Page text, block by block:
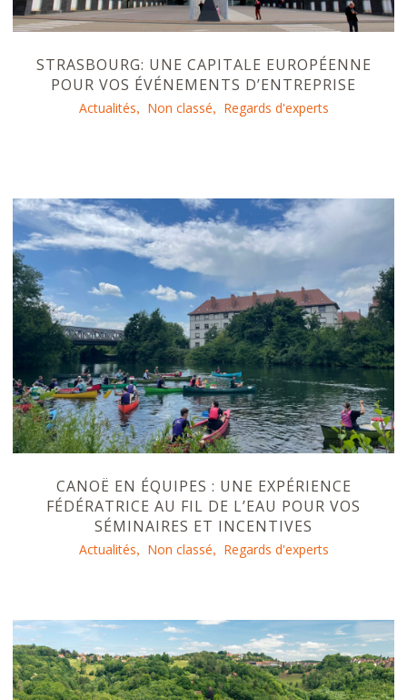
STRASBOURG: UNE CAPITALE EUROPÉENNE
POUR VOS ÉVÉNEMENTS D’ENTREPRISE
Actualités, Non classé, Regards d'experts
CANOË EN ÉQUIPES : UNE EXPÉRIENCE
FÉDÉRATRICE AU FIL DE L’EAU POUR VOS
SÉMINAIRES ET INCENTIVES
Actualités, Non classé, Regards d'experts